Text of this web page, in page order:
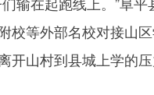
校等外部名校对接山
开山村到县城上学的